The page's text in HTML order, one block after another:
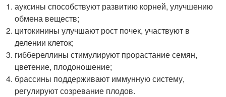
ауксины способствуют развитию корней, улучшению
обмена веществ;
цитокинины улучшают рост почек, участвуют в
делении клеток;
гиббереллины стимулируют прорастание семян,
цветение, плодоношение;
брассины поддерживают иммунную систему,
регулируют созревание плодов.